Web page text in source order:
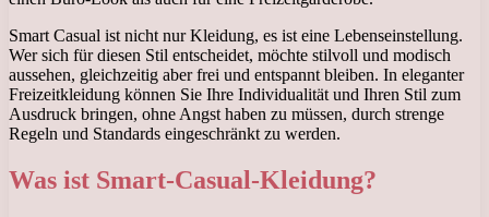
Smart Casual ist nicht nur Kleidung, es ist eine Lebenseinstellung.
Wer sich für diesen Stil entscheidet, möchte stilvoll und modisch
aussehen, gleichzeitig aber frei und entspannt bleiben. In eleganter
Freizeitkleidung können Sie Ihre Individualität und Ihren Stil zum
Ausdruck bringen, ohne Angst haben zu müssen, durch strenge
Regeln und Standards eingeschränkt zu werden.
Was ist Smart-Casual-Kleidung?